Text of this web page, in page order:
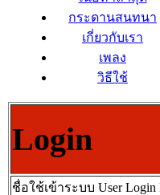
กระดานสนทนา
เกี่ยวกับเรา
เพลง
วิธีใช้
Login
ชื่อใช้เข้าระบบ User Login